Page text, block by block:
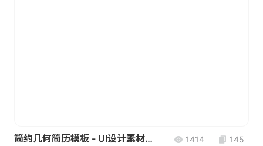
简约几何简历模板 - UI设计素材（来自社区） 1414 145